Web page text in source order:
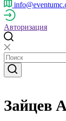
Авторизация
Зайцев